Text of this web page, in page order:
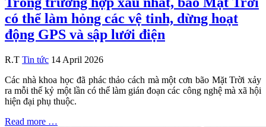
có thể làm hỏng các vệ tinh, dừng hoạt
động GPS và sập lưới điện
R.T Tin tức 14 April 2026
Các nhà khoa học đã phác thảo cách mà một cơn bão Mặt Trời xảy
ra mỗi thế kỷ một lần có thể làm gián đoạn các công nghệ mà xã hội
hiện đại phụ thuộc.
Read more …